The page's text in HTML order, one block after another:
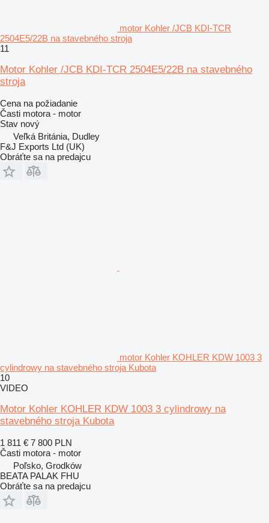
motor Kohler /JCB KDI-TCR
2504E5/22B na stavebného stroja
11
Motor Kohler /JCB KDI-TCR 2504E5/22B na stavebného
stroja
Cena na požiadanie
Časti motora - motor
Stav nový
Veľká Británia, Dudley
F&J Exports Ltd (UK)
Obráťte sa na predajcu
motor Kohler KOHLER KDW 1003 3
cylindrowy na stavebného stroja Kubota
10
VIDEO
Motor Kohler KOHLER KDW 1003 3 cylindrowy na
stavebného stroja Kubota
1 811 € 7 800 PLN
Časti motora - motor
Poľsko, Grodków
BEATA PALAK FHU
Obráťte sa na predajcu